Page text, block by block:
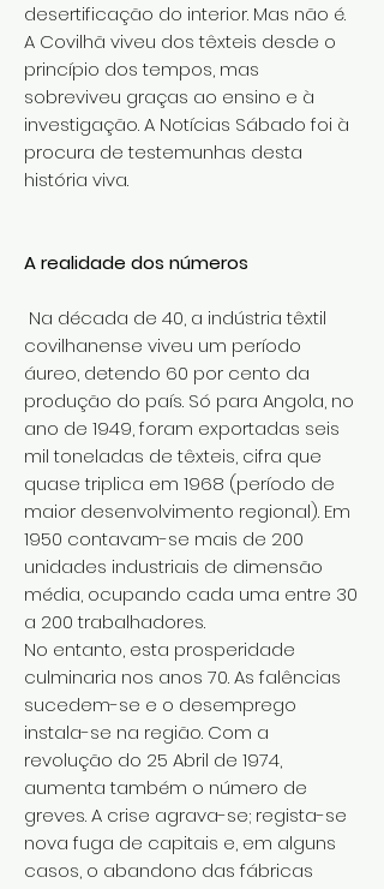
desertificação do interior. Mas não é.
A Covilhã viveu dos têxteis desde o
princípio dos tempos, mas
sobreviveu graças ao ensino e à
investigação. A Notícias Sábado foi à
procura de testemunhas desta
história viva.
A realidade dos números
Na década de 40, a indústria têxtil
covilhanense viveu um período
áureo, detendo 60 por cento da
produção do país. Só para Angola, no
ano de 1949, foram exportadas seis
mil toneladas de têxteis, cifra que
quase triplica em 1968 (período de
maior desenvolvimento regional). Em
1950 contavam-se mais de 200
unidades industriais de dimensão
média, ocupando cada uma entre 30
a 200 trabalhadores.
No entanto, esta prosperidade
culminaria nos anos 70. As falências
sucedem-se e o desemprego
instala-se na região. Com a
revolução do 25 Abril de 1974,
aumenta também o número de
greves. A crise agrava-se; regista-se
nova fuga de capitais e, em alguns
casos, o abandono das fábricas